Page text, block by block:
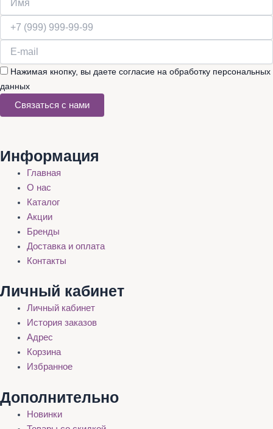
Нажимая кнопку, вы даете согласие на обработку персональных
данных
Связаться с нами
Информация
Главная
О нас
Каталог
Акции
Бренды
Доставка и оплата
Контакты
Личный кабинет
Личный кабинет
История заказов
Адрес
Корзина
Избранное
Дополнительно
Новинки